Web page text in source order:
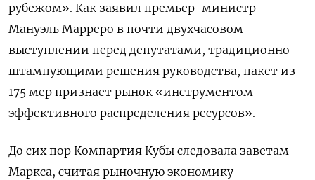
рубежом». Как заявил премьер-министр
Мануэль Марреро в почти двухчасовом
выступлении перед депутатами, традиционно
штампующими решения руководства, пакет из
175 мер признает рынок «инструментом
эффективного распределения ресурсов».
До сих пор Компартия Кубы следовала заветам
Маркса, считая рыночную экономику